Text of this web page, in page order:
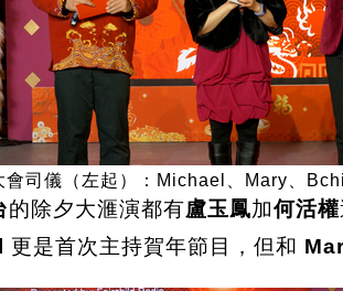
會司儀（左起）：Michael、Mary、
的除夕大滙演都有盧玉鳳加何活權
更是首次主持賀年節目，但和